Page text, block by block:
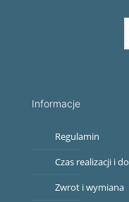
Informacje
Regulamin
Czas realizacji i
Zwrot i wymiana